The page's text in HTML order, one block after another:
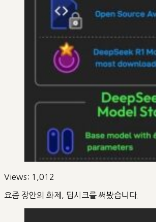
Views: 1,012
요즘 장안의 화제, 딥시크를 써봤습니다.